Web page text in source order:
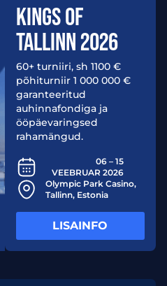
KINGS OF
TALLINN 2026
60+ turniiri, sh 1100 €
põhiturniir 1 000 000 €
garanteeritud
auhinnafondiga ja
ööpäevaringsed
rahamängud.
06 – 15
VEEBRUAR 2026
Olympic Park Casino,
Tallinn, Estonia​
LISAINFO